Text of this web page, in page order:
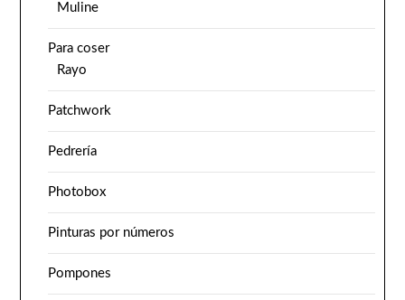
Muline
Para coser
Rayo
Patchwork
Pedrería
Photobox
Pinturas por números
Pompones